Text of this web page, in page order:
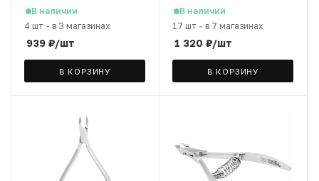
покрытие, 7 мм
В наличии
4 шт - в 3 магазинах
939 ₽/шт
В КОРЗИНУ
матовое покрытие
В наличии
17 шт - в 7 магазинах
1 320 ₽/шт
В КОРЗИНУ